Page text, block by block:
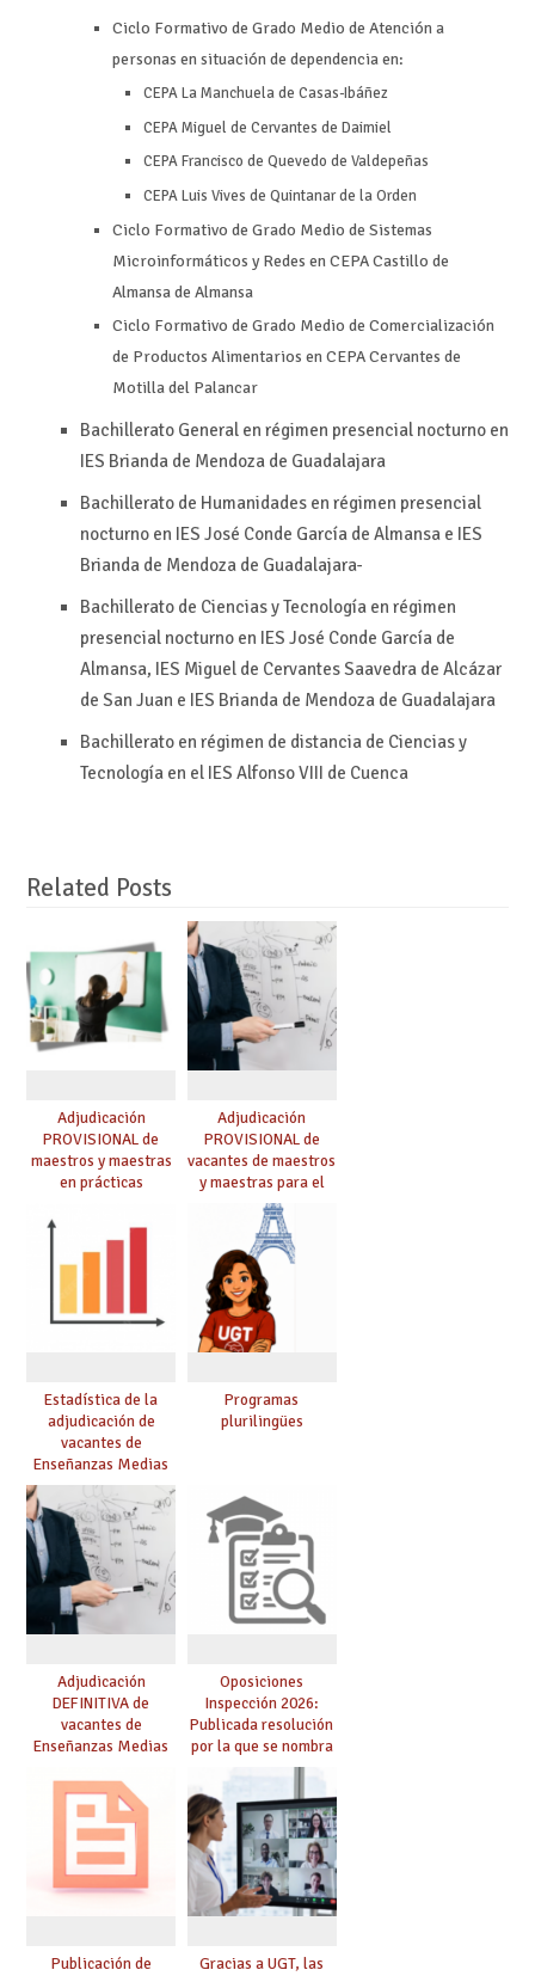
Ciclo Formativo de Grado Medio de Atención a
personas en situación de dependencia en:
CEPA La Manchuela de Casas-Ibáñez
CEPA Miguel de Cervantes de Daimiel
CEPA Francisco de Quevedo de Valdepeñas
CEPA Luis Vives de Quintanar de la Orden
Ciclo Formativo de Grado Medio de Sistemas
Microinformáticos y Redes en CEPA Castillo de
Almansa de Almansa
Ciclo Formativo de Grado Medio de Comercialización
de Productos Alimentarios en CEPA Cervantes de
Motilla del Palancar
Bachillerato General en régimen presencial nocturno en
IES Brianda de Mendoza de Guadalajara
Bachillerato de Humanidades en régimen presencial
nocturno en IES José Conde García de Almansa e IES
Brianda de Mendoza de Guadalajara-
Bachillerato de Ciencias y Tecnología en régimen
presencial nocturno en IES José Conde García de
Almansa, IES Miguel de Cervantes Saavedra de Alcázar
de San Juan e IES Brianda de Mendoza de Guadalajara
Bachillerato en régimen de distancia de Ciencias y
Tecnología en el IES Alfonso VIII de Cuenca
Related Posts
Adjudicación
PROVISIONAL de
maestros y maestras
en prácticas
Adjudicación
PROVISIONAL de
vacantes de maestros
y maestras para el
curso 26-27
Estadística de la
adjudicación de
vacantes de
Enseñanzas Medias
para el curso 26/27
Programas
plurilingües
Adjudicación
DEFINITIVA de
vacantes de
Enseñanzas Medias
Oposiciones
Inspección 2026:
Publicada resolución
por la que se nombra
funcionarios/as en
prácticas, se regulan
dichas prácticas y se
convoca acto público
de adjudicación
Publicación de
Gracias a UGT, las